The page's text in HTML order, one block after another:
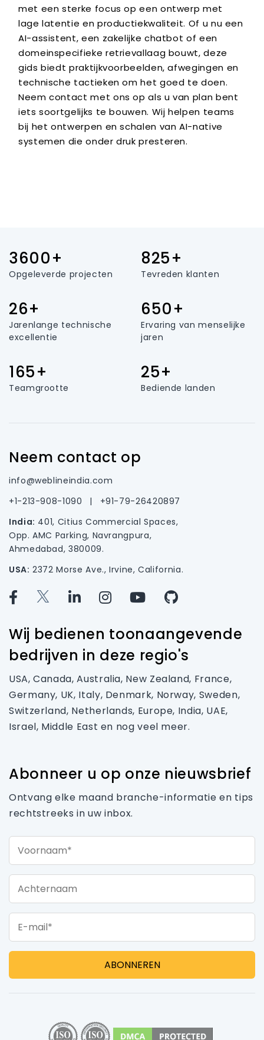
met een sterke focus op een ontwerp met
lage latentie en productiekwaliteit. Of u nu een
AI-assistent, een zakelijke chatbot of een
domeinspecifieke retrievallaag bouwt, deze
gids biedt praktijkvoorbeelden, afwegingen en
technische tactieken om het goed te doen.
Neem contact met ons op als u van plan bent
iets soortgelijks te bouwen. Wij helpen teams
bij het ontwerpen en schalen van AI-native
systemen die onder druk presteren.
3600+
Opgeleverde projecten
825+
Tevreden klanten
26+
Jarenlange technische
excellentie
650+
Ervaring van menselijke
jaren
165+
Teamgrootte
25+
Bediende landen
Neem contact op
info@weblineindia.com
+1-213-908-1090
|
+91-79-26420897
India: 401, Citius Commercial Spaces,
Opp. AMC Parking, Navrangpura,
Ahmedabad, 380009.
USA: 2372 Morse Ave., Irvine, California.
Wij bedienen toonaangevende
bedrijven in deze regio's
USA, Canada, Australia, New Zealand, France,
Germany, UK, Italy, Denmark, Norway, Sweden,
Switzerland, Netherlands, Europe, India, UAE,
Israel, Middle East en nog veel meer.
Abonneer u op onze nieuwsbrief
Ontvang elke maand branche-informatie en tips
rechtstreeks in uw inbox.
Achternaam
E-mail*